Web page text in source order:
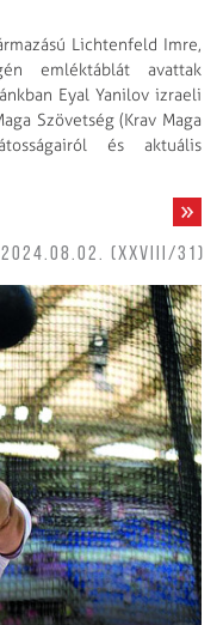
Lichtenfeld Imre,
emléktáblát avattak
Eyal Yanilov izraeli
Szövetség (Krav Maga
és aktuális
2024.08.02. (XXVIII/31)